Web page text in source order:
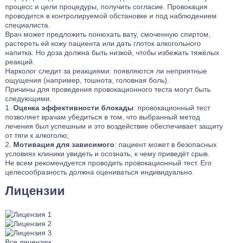
процесс и цели процедуры, получить согласие. Провокация
проводится в контролируемой обстановке и под наблюдением
специалиста.
Врач может предложить понюхать вату, смоченную спиртом,
растереть ей кожу пациента или дать глоток алкогольного
напитка. Но доза должна быть низкой, чтобы избежать тяжёлых
реакций.
Нарколог следит за реакциями: появляются ли неприятные
ощущения (например, тошнота, головная боль).
Причины для проведения провокационного теста могут быть
следующими.
Оценка эффективности блокады: провокационный тест
позволяет врачам убедиться в том, что выбранный метод
лечения был успешным и это воздействие обеспечивает защиту
от тяги к алкоголю;
Мотивация для зависимого: пациент может в безопасных
условиях клиники увидеть и осознать, к чему приведёт срыв.
Не всем рекомендуется проводить провокационный тест. Его
целесообразность должна оцениваться индивидуально.
Лицензии